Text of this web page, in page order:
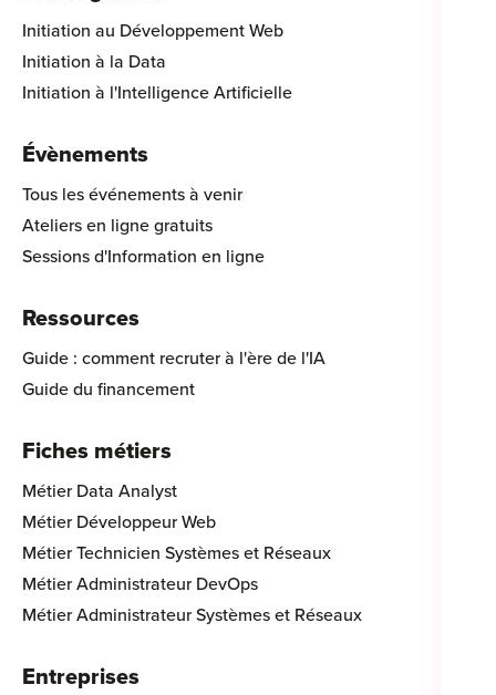
Initiation au Développement Web
Initiation à la Data
Initiation à l'Intelligence Artificielle
Évènements
Tous les événements à venir
Ateliers en ligne gratuits
Sessions d'Information en ligne
Ressources
Guide : comment recruter à l'ère de l'IA
Guide du financement
Fiches métiers
Métier Data Analyst
Métier Développeur Web
Métier Technicien Systèmes et Réseaux
Métier Administrateur DevOps
Métier Administrateur Systèmes et Réseaux
Entreprises